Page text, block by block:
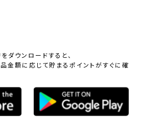
ダウンロードすると、
金額に応じて貯まるポイントがすぐに確